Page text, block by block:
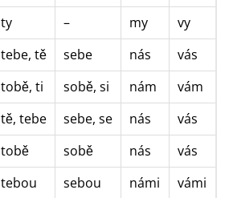
ty – my
vy
tebe, tě sebe nás
vás
tobě, ti sobě, si nám
vám
tě, tebe sebe, se nás
vás
tobě sobě nás
vás
tebou sebou námi vámi